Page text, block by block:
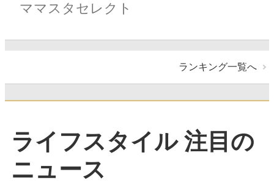
ママスタセレクト
ランキング一覧へ
ライフスタイル 注目の
ニュース